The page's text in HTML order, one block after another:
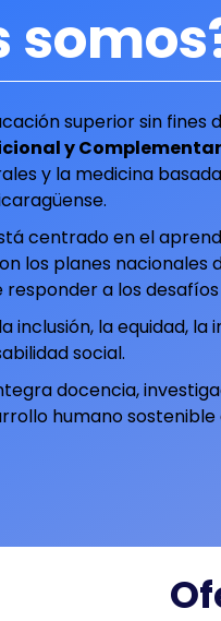
superior sin
y
y la medicina
centrado en el
los planes
a los
inclusión, la equidad,
social.
docencia,
humano sostenible